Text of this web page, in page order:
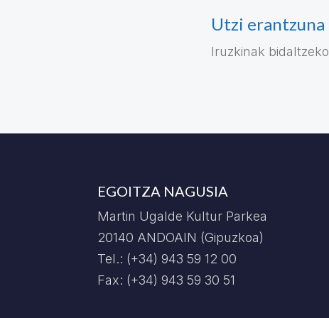
Utzi erantzuna
Iruzkinak bidaltzeko
EGOITZA NAGUSIA
Martin Ugalde Kultur Parkea
20140 ANDOAIN (Gipuzkoa)
Tel.: (+34) 943 59 12 00
Fax: (+34) 943 59 30 51